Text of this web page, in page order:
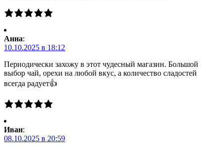
Анна:
10.10.2025 в 18:12
Периодически захожу в этот чудесный магазин. Большой
выбор чай, орехи на любой вкус, а количество сладостей
всегда радует👍
Иван:
08.10.2025 в 20:59